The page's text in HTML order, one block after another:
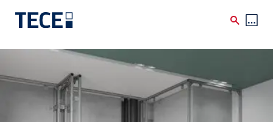
Skip to main content